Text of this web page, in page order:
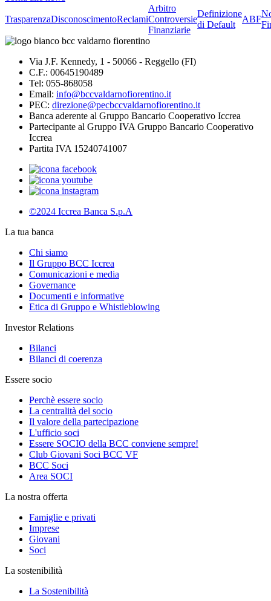
TrasparenzaDisconoscimentoReclami
Arbitro
Controversie
Finanziarie
Definizione
di Default
ABF
Via J.F. Kennedy, 1 - 50066 - Reggello (FI)
C.F.: 00645190489
Tel: 055-868058
Email: info@bccvaldarnofiorentino.it
PEC: direzione@pecbccvaldarnofiorentino.it
Banca aderente al Gruppo Bancario Cooperativo Iccrea
Partecipante al Gruppo IVA Gruppo Bancario Cooperativo
Iccrea
Partita IVA 15240741007
©2024 Iccrea Banca S.p.A
La tua banca
Chi siamo
Il Gruppo BCC Iccrea
Comunicazioni e media
Governance
Documenti e informative
Etica di Gruppo e Whistleblowing
Investor Relations
Bilanci
Bilanci di coerenza
Essere socio
Perchè essere socio
La centralità del socio
Il valore della partecipazione
L'ufficio soci
Essere SOCIO della BCC conviene sempre!
Club Giovani Soci BCC VF
BCC Soci
Area SOCI
La nostra offerta
Famiglie e privati
Imprese
Giovani
Soci
La sostenibilità
La Sostenibilità